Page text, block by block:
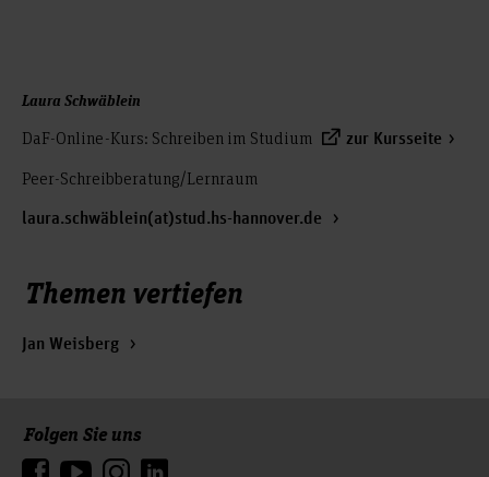
Laura Schwäblein
DaF-Online-Kurs: Schreiben im Studium zur Kursseite
Peer-Schreibberatung/Lernraum
laura.schwäblein(at)stud.hs-hannover.de
Themen vertiefen
Jan Weisberg
Folgen Sie uns